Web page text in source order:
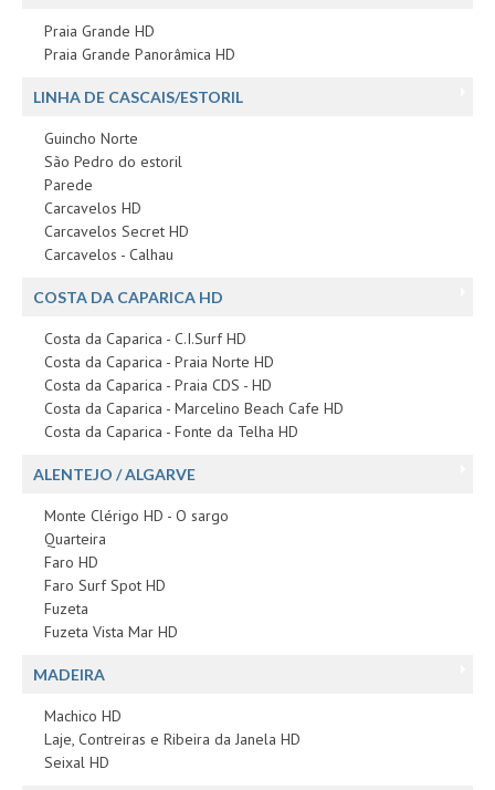
Praia Grande HD
Praia Grande Panorâmica HD
LINHA DE CASCAIS/ESTORIL
Guincho Norte
São Pedro do estoril
Parede
Carcavelos HD
Carcavelos Secret HD
Carcavelos - Calhau
COSTA DA CAPARICA HD
Costa da Caparica - C.I.Surf HD
Costa da Caparica - Praia Norte HD
Costa da Caparica - Praia CDS - HD
Costa da Caparica - Marcelino Beach Cafe HD
Costa da Caparica - Fonte da Telha HD
ALENTEJO / ALGARVE
Monte Clérigo HD - O sargo
Quarteira
Faro HD
Faro Surf Spot HD
Fuzeta
Fuzeta Vista Mar HD
MADEIRA
Machico HD
Laje, Contreiras e Ribeira da Janela HD
Seixal HD